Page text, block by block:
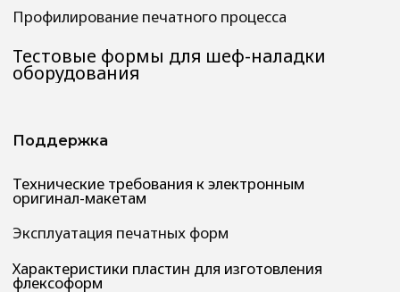
в области охраны труда
Сводных данные о результатах
проведения СОУТ и перечень
Политика в отношении обработки